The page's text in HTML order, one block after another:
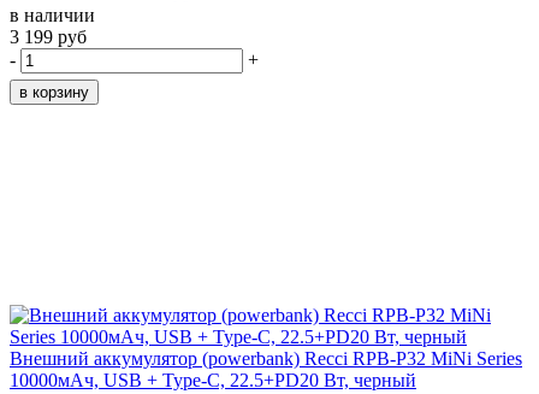
в наличии
3 199 руб
-
+
Внешний аккумулятор (powerbank) Recci RPB-P32 MiNi Series
10000мАч, USB + Type-C, 22.5+PD20 Вт, черный